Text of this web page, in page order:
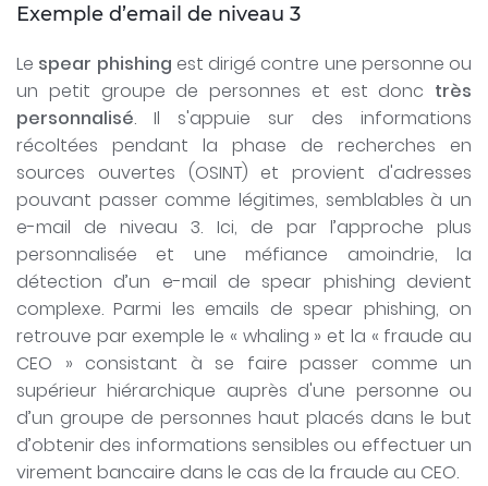
Exemple d’email de niveau 3
Le spear phishing est dirigé contre une personne ou
un petit groupe de personnes et est donc très
personnalisé. Il s'appuie sur des informations
récoltées pendant la phase de recherches en
sources ouvertes (OSINT) et provient d'adresses
pouvant passer comme légitimes, semblables à un
e-mail de niveau 3. Ici, de par l’approche plus
personnalisée et une méfiance amoindrie, la
détection d’un e-mail de spear phishing devient
complexe. Parmi les emails de spear phishing, on
retrouve par exemple le « whaling » et la « fraude au
CEO » consistant à se faire passer comme un
supérieur hiérarchique auprès d'une personne ou
d’un groupe de personnes haut placés dans le but
d’obtenir des informations sensibles ou effectuer un
virement bancaire dans le cas de la fraude au CEO.